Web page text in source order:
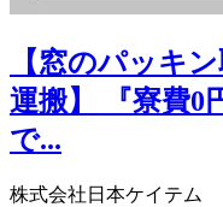
【窓のパッキ
運搬】 『寮費0
で...
株式会社日本ケイテム